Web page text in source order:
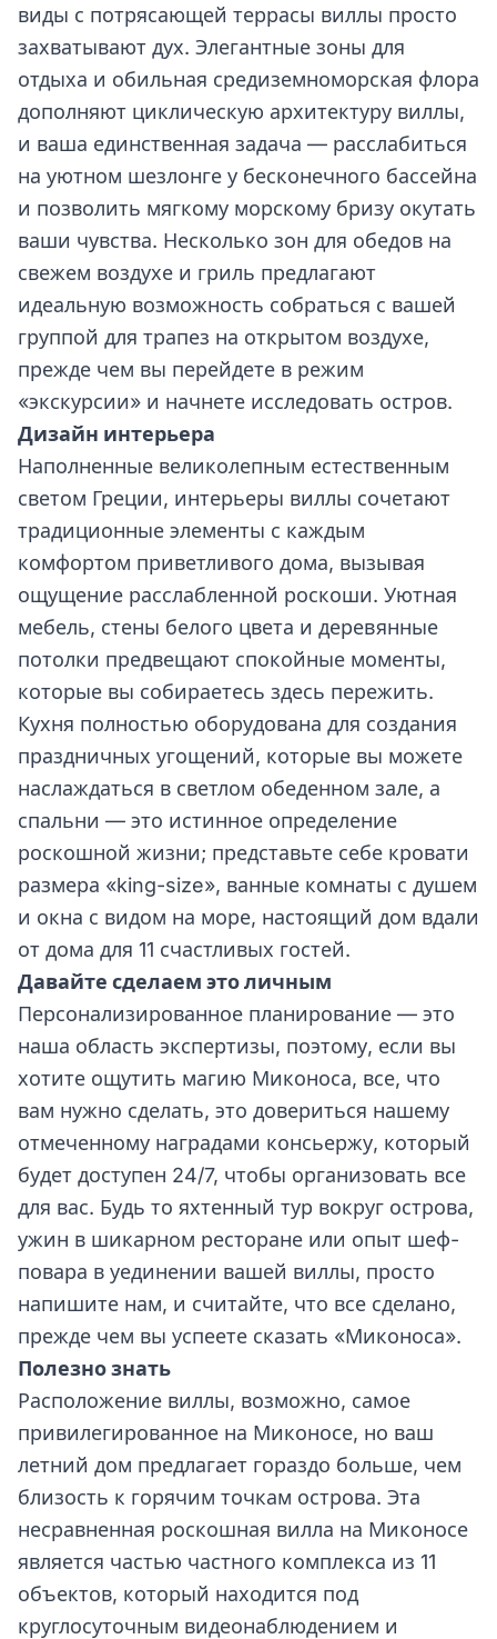
виды с потрясающей террасы виллы просто
захватывают дух. Элегантные зоны для
отдыха и обильная средиземноморская флора
дополняют циклическую архитектуру виллы,
и ваша единственная задача — расслабиться
на уютном шезлонге у бесконечного бассейна
и позволить мягкому морскому бризу окутать
ваши чувства. Несколько зон для обедов на
свежем воздухе и гриль предлагают
идеальную возможность собраться с вашей
группой для трапез на открытом воздухе,
прежде чем вы перейдете в режим
«экскурсии» и начнете исследовать остров.
Дизайн интерьера
Наполненные великолепным естественным
светом Греции, интерьеры виллы сочетают
традиционные элементы с каждым
комфортом приветливого дома, вызывая
ощущение расслабленной роскоши. Уютная
мебель, стены белого цвета и деревянные
потолки предвещают спокойные моменты,
которые вы собираетесь здесь пережить.
Кухня полностью оборудована для создания
праздничных угощений, которые вы можете
наслаждаться в светлом обеденном зале, а
спальни — это истинное определение
роскошной жизни; представьте себе кровати
размера «king-size», ванные комнаты с душем
и окна с видом на море, настоящий дом вдали
от дома для 11 счастливых гостей.
Давайте сделаем это личным
Персонализированное планирование — это
наша область экспертизы, поэтому, если вы
хотите ощутить магию Миконоса, все, что
вам нужно сделать, это довериться нашему
отмеченному наградами консьержу, который
будет доступен 24/7, чтобы организовать все
для вас. Будь то яхтенный тур вокруг острова,
ужин в шикарном ресторане или опыт шеф-
повара в уединении вашей виллы, просто
напишите нам, и считайте, что все сделано,
прежде чем вы успеете сказать «Миконоса».
Полезно знать
Расположение виллы, возможно, самое
привилегированное на Миконосе, но ваш
летний дом предлагает гораздо больше, чем
близость к горячим точкам острова. Эта
несравненная роскошная вилла на Миконосе
является частью частного комплекса из 11
объектов, который находится под
круглосуточным видеонаблюдением и